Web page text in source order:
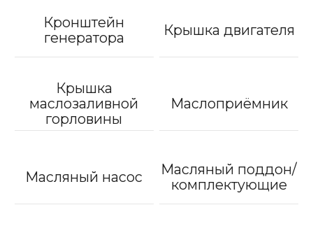
Кронштейн
генератора
Крышка двигателя
Крышка
маслозаливной
горловины
Маслоприёмник
Масляный насос
Масляный поддон/
комплектующие